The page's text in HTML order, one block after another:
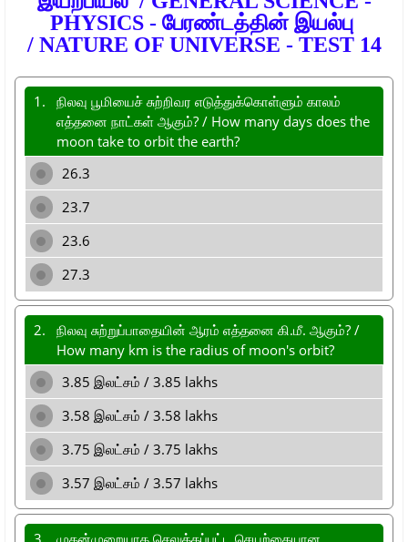
PHYSICS - பேரண்டத்தின் இயல்பு
/ NATURE OF UNIVERSE - TEST 14
1.
நிலவு பூமியைச் சுற்றிவர எடுத்துக்கொள்ளும் காலம்
எத்தனை நாட்கள் ஆகும்? / How many days does the
moon take to orbit the earth?
26.3
23.7
23.6
27.3
2.
நிலவு சுற்றுப்பாதையின் ஆரம் எத்தனை கி.மீ. ஆகும்? /
How many km is the radius of moon's orbit?
3.85 இலட்சம் / 3.85 lakhs
3.58 இலட்சம் / 3.58 lakhs
3.75 இலட்சம் / 3.75 lakhs
3.57 இலட்சம் / 3.57 lakhs